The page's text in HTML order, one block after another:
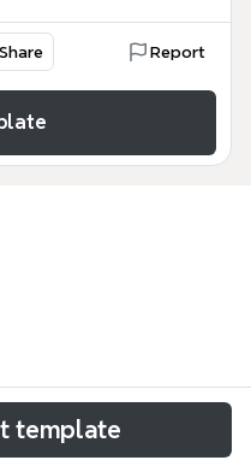
Share Report
template